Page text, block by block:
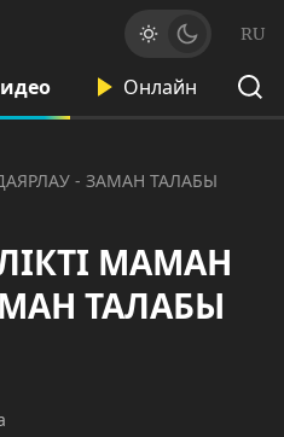
RU
Онлайн
- ЗАМАН ТАЛАБЫ
МАМАН
ТАЛАБЫ